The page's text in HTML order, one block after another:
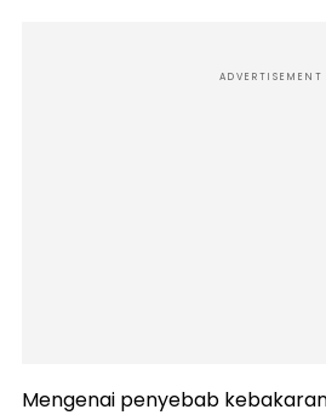
ADVERTISEMENT
Mengenai penyebab